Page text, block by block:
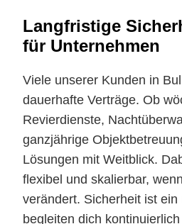
Langfristige
für Unternehmen
Viele unserer Kunden in
dauerhafte Verträge. Ob
Revierdienste,
ganzjährige
Lösungen mit Weitblick.
flexibel und skalierbar,
verändert. Sicherheit ist
begleiten dich